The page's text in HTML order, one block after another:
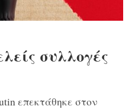
συλλογές
επεκτάθηκε στον